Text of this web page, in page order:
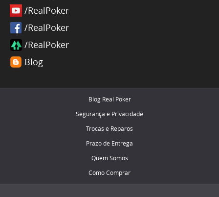
/RealPoker
/RealPoker
/RealPoker
Blog
Blog Real Poker
Segurança e Privacidade
Trocas e Reparos
Prazo de Entrega
Quem Somos
Como Comprar